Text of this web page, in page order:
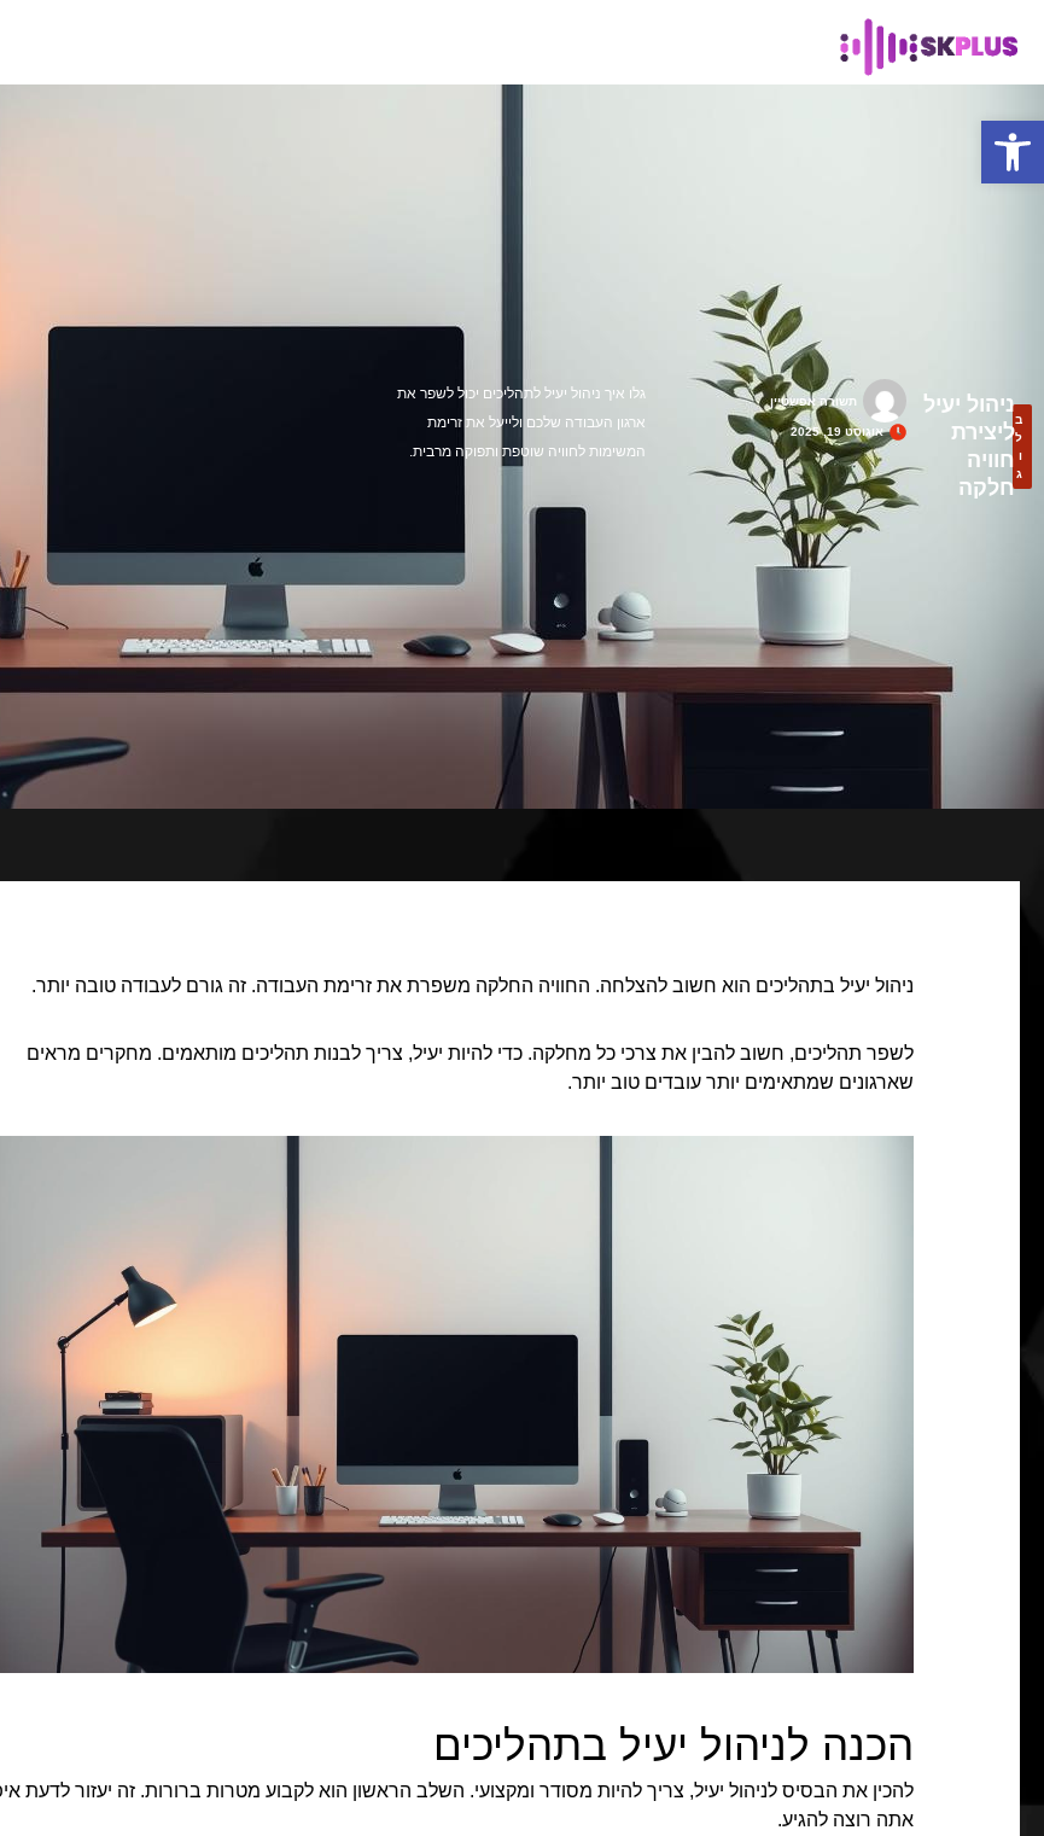
ב
ל
ו
ג
ניהול יעיל
ליצירת
חוויה
חלקה
תשורה אפשטיין
אוגוסט 19, 2025
גלו איך ניהול יעיל לתהליכים יכול לשפר את
ארגון העבודה שלכם ולייעל את זרימת
המשימות לחוויה שוטפת ותפוקה מרבית.
ניהול יעיל בתהליכים הוא חשוב להצלחה. החוויה החלקה משפרת את זרימת העבודה. זה גורם לעבודה טובה יותר.
לשפר תהליכים, חשוב להבין את צרכי כל מחלקה. כדי להיות יעיל, צריך לבנות תהליכים מותאמים. מחקרים מראים
שארגונים שמתאימים יותר עובדים טוב יותר.
הכנה לניהול יעיל בתהליכים
להכין את הבסיס לניהול יעיל, צריך להיות מסודר ומקצועי. השלב הראשון הוא לקבוע מטרות ברורות. זה יעזור לדעת
אתה רוצה להגיע.
פתח סרגל נגישות